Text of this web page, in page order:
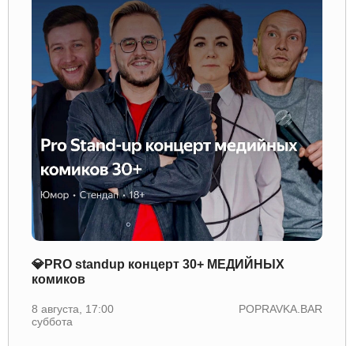
💎PRO standup концерт 30+ МЕДИЙНЫХ
комиков
8 августа, 17:00
суббота
POPRAVKA.BAR